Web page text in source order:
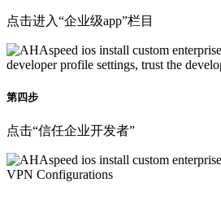
点击进入“企业级app”栏目
第四步
点击“信任企业开发者”